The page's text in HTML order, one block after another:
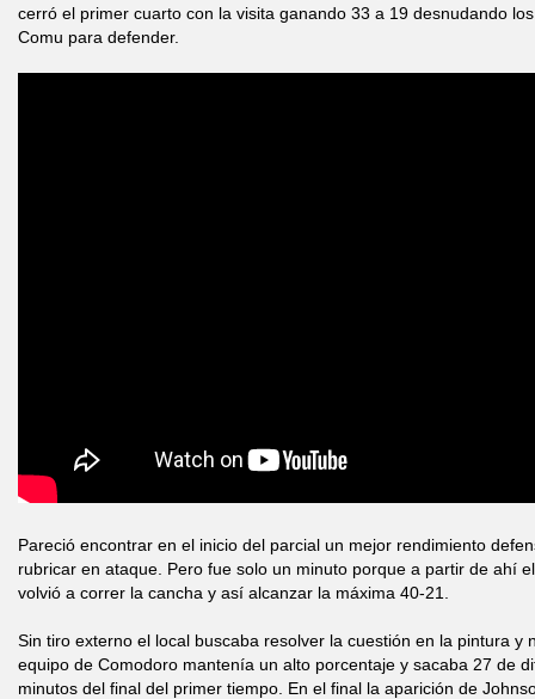
cerró el primer cuarto con la visita ganando 33 a 19 desnudando
Comu para defender.
Pareció encontrar en el inicio del parcial un mejor rendimiento
rubricar en ataque. Pero fue solo un minuto porque a partir de ahí
volvió a correr la cancha y así alcanzar la máxima 40-21.
Sin tiro externo el local buscaba resolver la cuestión en la pintura y
equipo de Comodoro mantenía un alto porcentaje y sacaba 27 de
minutos del final del primer tiempo. En el final la aparición de